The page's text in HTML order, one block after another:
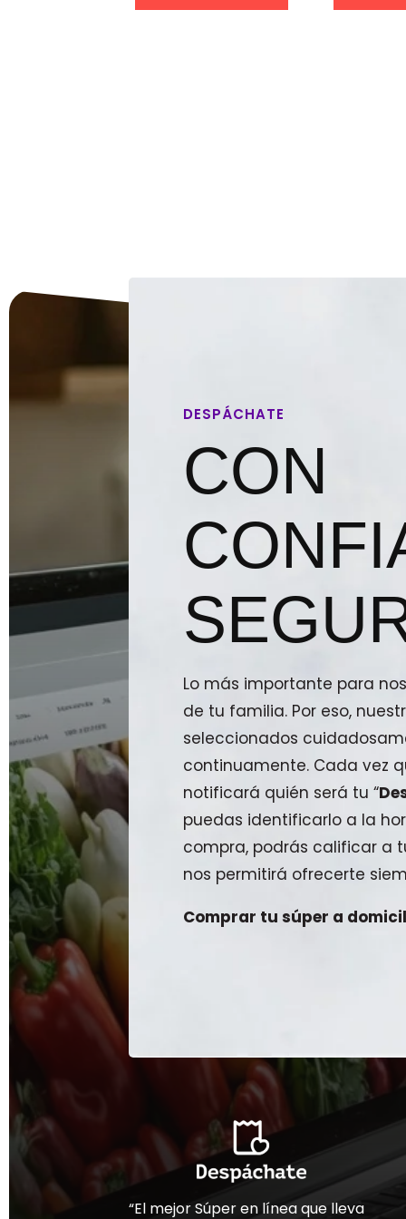
DESPÁCHATE
CON
Lo más importante para
de tu familia. Por eso,
seleccionados
continuamente. Cada vez
notificará quién será tu “
puedas identificarlo a la
compra, podrás calificar a
nos permitirá ofrecerte
Comprar tu súper a
“El mejor Súper en línea que lleva